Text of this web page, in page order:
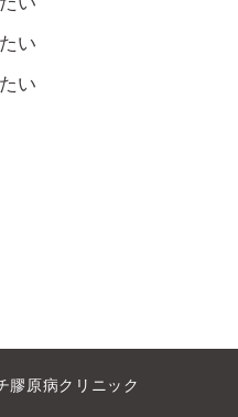
い
い
膠原病クリニック